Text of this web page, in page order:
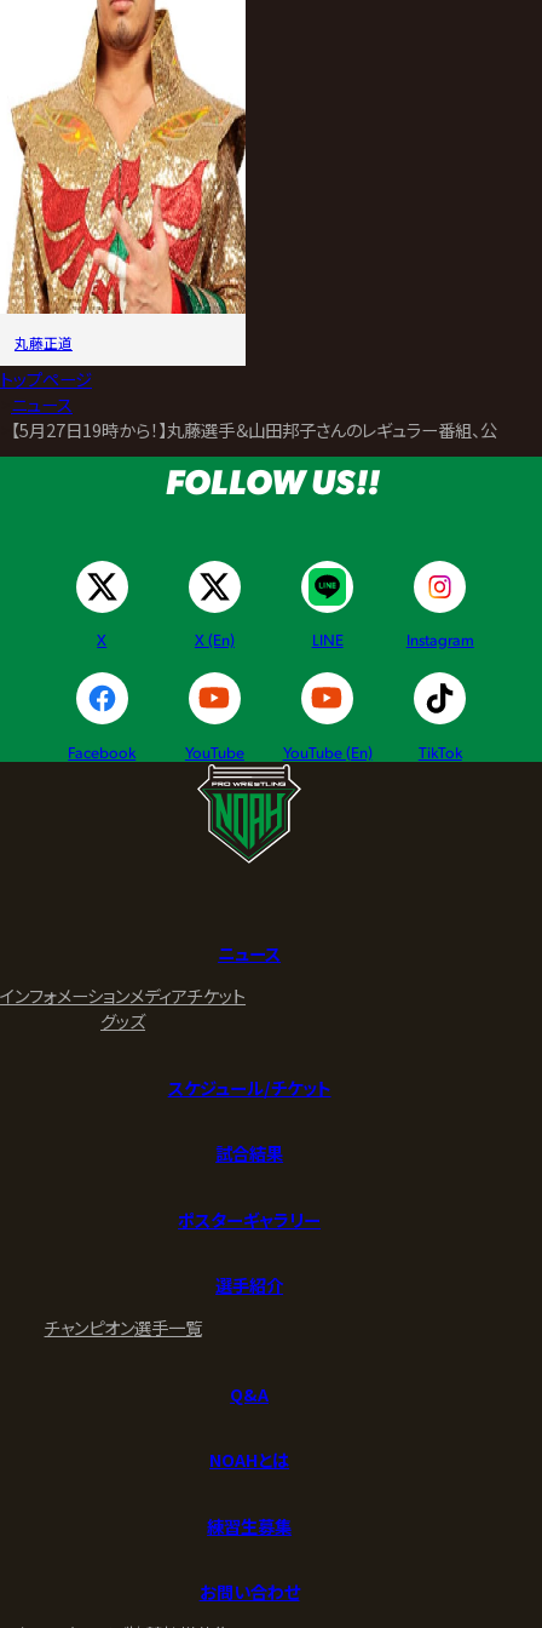
丸藤正道
トップページ
ニュース
【5月27日19時から！】丸藤選手＆山田邦子さんのレギュラー番組、公開生
FOLLOW US!!
X X (En) LINE Instagram
Facebook YouTube YouTube (En) TikTok
ニュース
インフォメーションメディアチケット
グッズ
スケジュール/チケット
試合結果
ポスターギャラリー
選手紹介
チャンピオン選手一覧
Q&A
NOAHとは
練習生募集
お問い合わせ